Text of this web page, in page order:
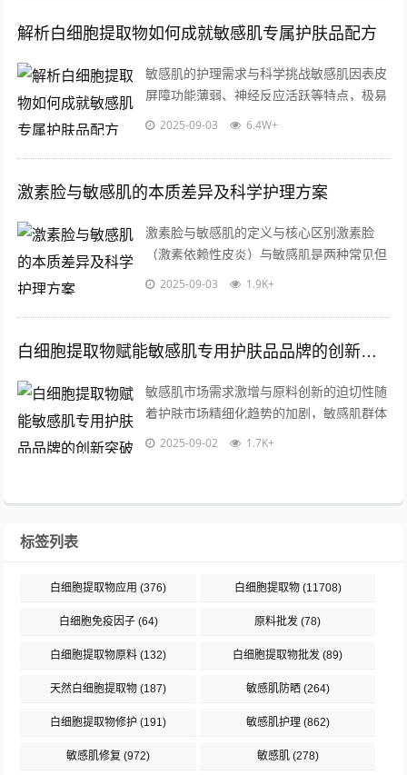
解析白细胞提取物如何成就敏感肌专属护肤品配方
敏感肌的护理需求与科学挑战敏感肌因表皮
屏障功能薄弱、神经反应活跃等特点，极易
受外界刺激引发红肿、干燥或刺痛，这类肌
2025-09-03 6.4W+
激素脸与敏感肌的本质差异及科学护理方案
激素脸与敏感肌的定义与核心区别激素脸
（激素依赖性皮炎）与敏感肌是两种常见但
成因完全不同的皮肤问题，激素脸是由于长
致...
2025-09-03 1.9K+
白细胞提取物赋能敏感肌专用护肤品品牌的创新突破
敏感肌市场需求激增与原料创新的迫切性随
着护肤市场精细化趋势的加剧，敏感肌群体
对安全、高效护肤品的需求呈现爆发式增
2025-09-02 1.7K+
标签列表
白细胞提取物应用 (376) 白细胞提取物(11708)
白细胞免疫因子(64) 原料批发 (78)
白细胞提取物原料 (132) 白细胞提取物批发 (89)
天然白细胞提取物 (187) 敏感肌防晒(264)
白细胞提取物修护 (191) 敏感肌护理(862)
敏感肌修复 (972) 敏感肌(278)